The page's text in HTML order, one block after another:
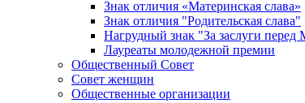
Знак отличия «Материнская слава»
Знак отличия "Родительская слава"
Нагрудный знак "За заслуги
Лауреаты молодежной премии
Общественный Совет
Совет женщин
Общественные организации